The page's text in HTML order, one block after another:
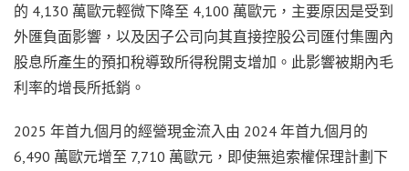
的 4,130 萬歐元輕微下降至 4,100 萬歐元，主要原因是受到
外匯負面影響，以及因子公司向其直接控股公司匯付集團內
股息所產生的預扣稅導致所得稅開支增加。此影響被期內毛
利率的增長所抵銷。
2025 年首九個月的經營現金流入由 2024 年首九個月的
6,490 萬歐元增至 7,710 萬歐元，即使無追索權保理計劃下